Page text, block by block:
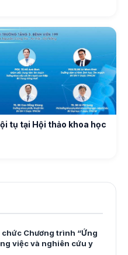
tụ tại Hội thảo khoa học
chức Chương trình “Ứng
việc và nghiên cứu y